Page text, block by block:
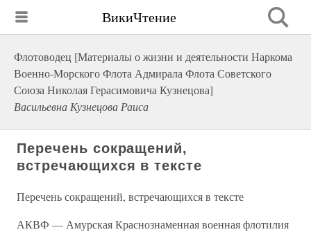
ВикиЧтение
Флотоводец [Материалы о жизни и деятельности Наркома
Военно-Морского Флота Адмирала Флота Советского
Союза Николая Герасимовича Кузнецова]
Васильевна Кузнецова Раиса
Перечень сокращений,
встречающихся в тексте
Перечень сокращений, встречающихся в тексте
АКВФ — Амурская Краснознаменная военная флотилия